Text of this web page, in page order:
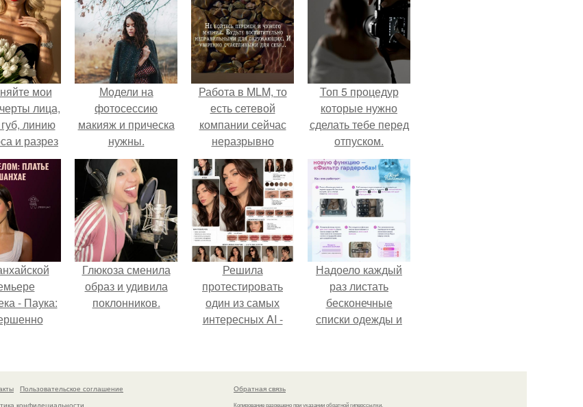
мои
лица,
линию
и разрез
Модели на
фотосессию
макияж и прическа
нужны.
Работа в MLM, то
есть сетевой
компании сейчас
неразрывно
связана с создание
своего контента,
своей страницы в
соц сетях.
Топ 5 процедур
которые нужно
сделать тебе перед
отпуском.
- Паука:
настоящий
высокой
Глюкоза сменила
образ и удивила
поклонников.
Решила
протестировать
один из самых
интересных AI -
Надоело каждый
раз листать
бесконечные
списки одежды и
кусочкам?
Пользовательское соглашение
конфидециальности
Обратная связь
Копирование разрешено при указании обратной гиперссылки.